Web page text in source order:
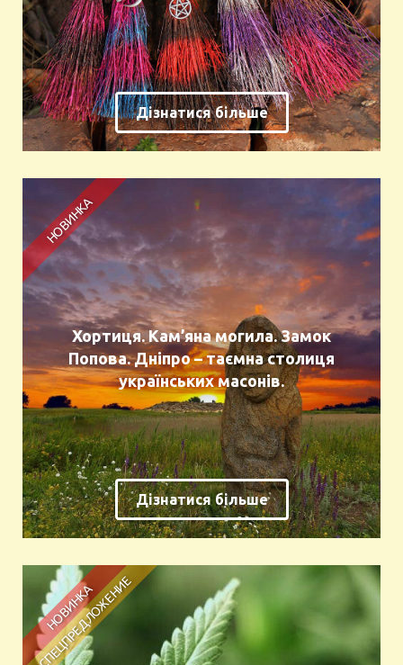
Дізнатися більше
Хортиця. Кам’яна могила. Замок
Попова. Дніпро – таємна столиця
українських масонів.
Дізнатися більше